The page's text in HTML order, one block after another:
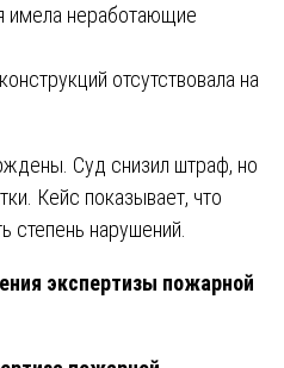
имела неработающие
отсутствовала на
Суд снизил штраф, но
Кейс показывает, что
степень нарушений.
экспертизы пожарной